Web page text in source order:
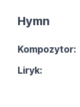
Hymn
Kompozytor:
Liryk: